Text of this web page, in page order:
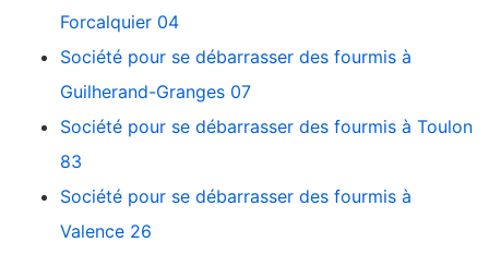
Forcalquier 04
Société pour se débarrasser des fourmis à
Guilherand-Granges 07
Société pour se débarrasser des fourmis à Toulon
83
Société pour se débarrasser des fourmis à
Valence 26